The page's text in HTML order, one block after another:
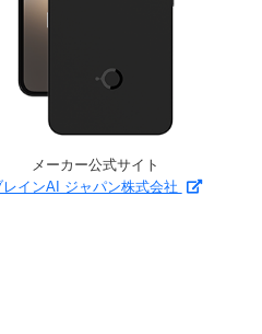
メーカー公式サイト
レインAI ジャパン株式会社